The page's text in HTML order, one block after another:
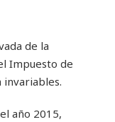
de la
Impuesto de
invariables.
año 2015,